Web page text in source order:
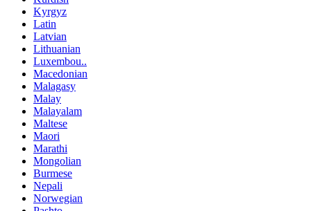
Kyrgyz
Latin
Latvian
Lithuanian
Luxembou..
Macedonian
Malagasy
Malay
Malayalam
Maltese
Maori
Marathi
Mongolian
Burmese
Nepali
Norwegian